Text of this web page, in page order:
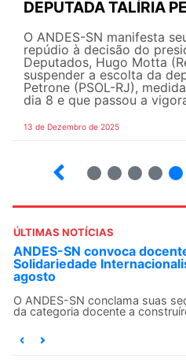
DEPUTADA TALÍRIA
O ANDES-SN manifesta
repúdio à decisão do
Deputados, Hugo Motta
suspender a escolta da
Petrone (PSOL-RJ),
dia 8 e que passou a
13 de Dezembro de 2025
ÚLTIMAS NOTÍCIAS
ANDES-SN convoca
Solidariedade
agosto
O ANDES-SN conclama suas
da categoria docente a